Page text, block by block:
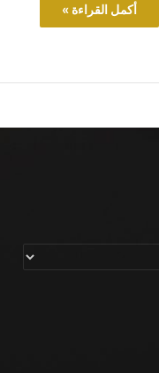
أكمل القراءة »